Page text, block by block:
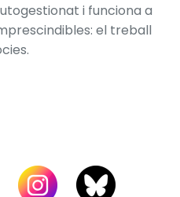
i funciona a
el treball